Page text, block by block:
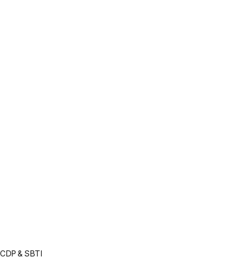
CDP & SBTI